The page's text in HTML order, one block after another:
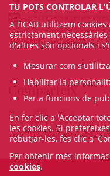
Comparteix
TU POTS CONTROLAR
A l’ICAB utilitzem
estrictament
d'altres són opcionals i
Mesurar com
Habilitar la
Per a funcions de
En fer clic a 'Acceptar
les cookies. Si
rebutjar-les, fes clic a
Per obtenir més
cookies.